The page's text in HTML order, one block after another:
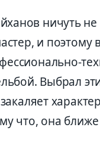
ничуть не
и поэтому
Выбрал
что, она